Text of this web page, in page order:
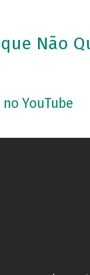
que Não
YouTube